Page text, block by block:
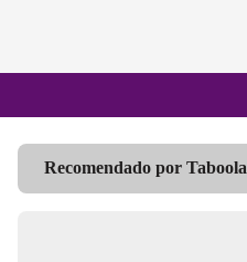
Recomendado por Taboola